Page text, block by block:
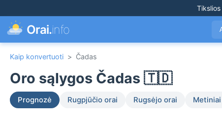
Orai.info
Kaip konvertuoti > Čadas
Oro sąlygos Čadas 🇹🇩
Prognozė Rugpjūčio orai Rugsėjo orai